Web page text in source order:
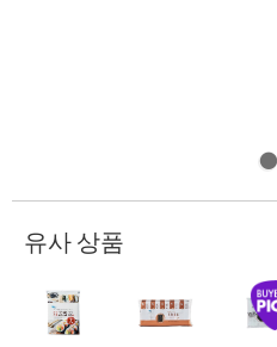
유사 상품